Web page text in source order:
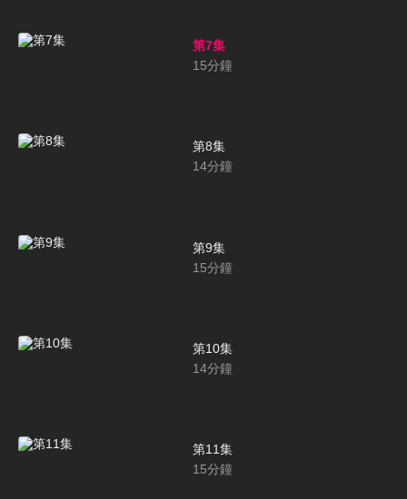
第7集
15分鐘
第8集
14分鐘
第9集
15分鐘
第10集
14分鐘
第11集
15分鐘